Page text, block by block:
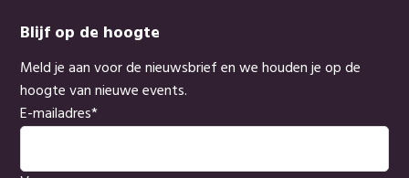
Blijf op de hoogte
Meld je aan voor de nieuwsbrief en we houden je op de
hoogte van nieuwe events.
E-mailadres*